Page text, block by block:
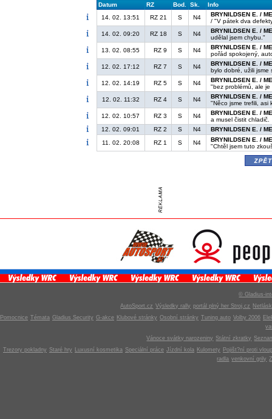
Datum RZ Bod. Sk.
Info
14. 02. 13:51
RZ 21 S N4
BRYNILDSEN E. /
/ "V pátek dva
14. 02. 09:20
RZ 18 S N4
BRYNILDSEN E. /
udělal jsem chybu."
13. 02. 08:55
RZ 9 S N4
BRYNILDSEN E. /
pořád spokojený,
12. 02. 17:12
RZ 7 S N4
BRYNILDSEN E. /
bylo dobré, užili jsme
12. 02. 14:19
RZ 5 S N4
BRYNILDSEN E. /
"bez problémů, ale je
12. 02. 11:32
RZ 4 S N4
BRYNILDSEN E. /
"Něco jsme trefili, asi
12. 02. 10:57
RZ 3 S N4
BRYNILDSEN E. /
a musel čistit chladič.
12. 02. 09:01
RZ 2 S N4
BRYNILDSEN E. /
11. 02. 20:08
RZ 1 S N4
BRYNILDSEN E. /
"Chtěl jsem tuto
© Gladius-
AutoSport.cz Výsledky rally portál plný her Stroj.cz
Pomocnice Témata Gladius Security G-akce Klubové stránky Osobní stránky Tuning auto Volby 2006
Vánoce svátky narozeniny Státní zkratky
Trezory pokladny Staré hry Luxusní kosmetika Speciální práce Jízdní kola Kulomety
Pojišt?ní proti
radla venkovní grily